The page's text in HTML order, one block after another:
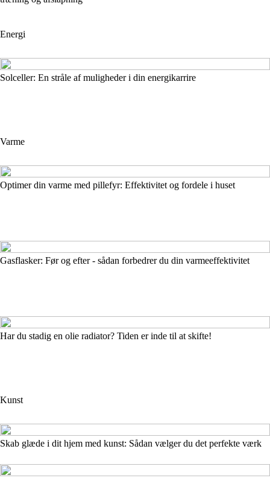
Energi
Solceller: En stråle af muligheder i din energikarrire
Varme
Optimer din varme med pillefyr: Effektivitet og fordele i huset
Gasflasker: Før og efter - sådan forbedrer du din varmeeffektivitet
Har du stadig en olie radiator? Tiden er inde til at skifte!
Kunst
Skab glæde i dit hjem med kunst: Sådan vælger du det perfekte værk